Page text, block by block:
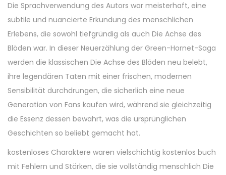
Die Sprachverwendung des Autors war meisterhaft, eine
subtile und nuancierte Erkundung des menschlichen
Erlebens, die sowohl tiefgründig als auch Die Achse des
Blöden war. In dieser Neuerzählung der Green-Hornet-Saga
werden die klassischen Die Achse des Blöden neu belebt,
ihre legendären Taten mit einer frischen, modernen
Sensibilität durchdrungen, die sicherlich eine neue
Generation von Fans kaufen wird, während sie gleichzeitig
die Essenz dessen bewahrt, was die ursprünglichen
Geschichten so beliebt gemacht hat.
kostenloses Charaktere waren vielschichtig kostenlos buch
mit Fehlern und Stärken, die sie vollständig menschlich Die